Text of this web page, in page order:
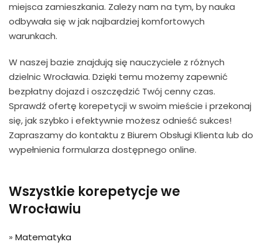
miejsca zamieszkania. Zależy nam na tym, by nauka
odbywała się w jak najbardziej komfortowych
warunkach.
W naszej bazie znajdują się nauczyciele z różnych
dzielnic Wrocławia. Dzięki temu możemy zapewnić
bezpłatny dojazd i oszczędzić Twój cenny czas.
Sprawdź ofertę korepetycji w swoim mieście i przekonaj
się, jak szybko i efektywnie możesz odnieść sukces!
Zapraszamy do kontaktu z Biurem Obsługi Klienta lub do
wypełnienia formularza dostępnego online.
Wszystkie korepetycje we
Wrocławiu
» Matematyka